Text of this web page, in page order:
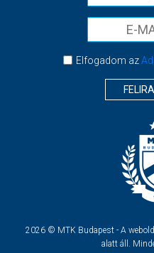
Elfogadom az
2026 © MTK Budapest - A
alatt áll.